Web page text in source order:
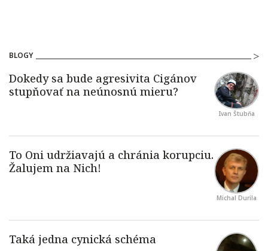
BLOGY
Ivan Štubňa
Michal Durila